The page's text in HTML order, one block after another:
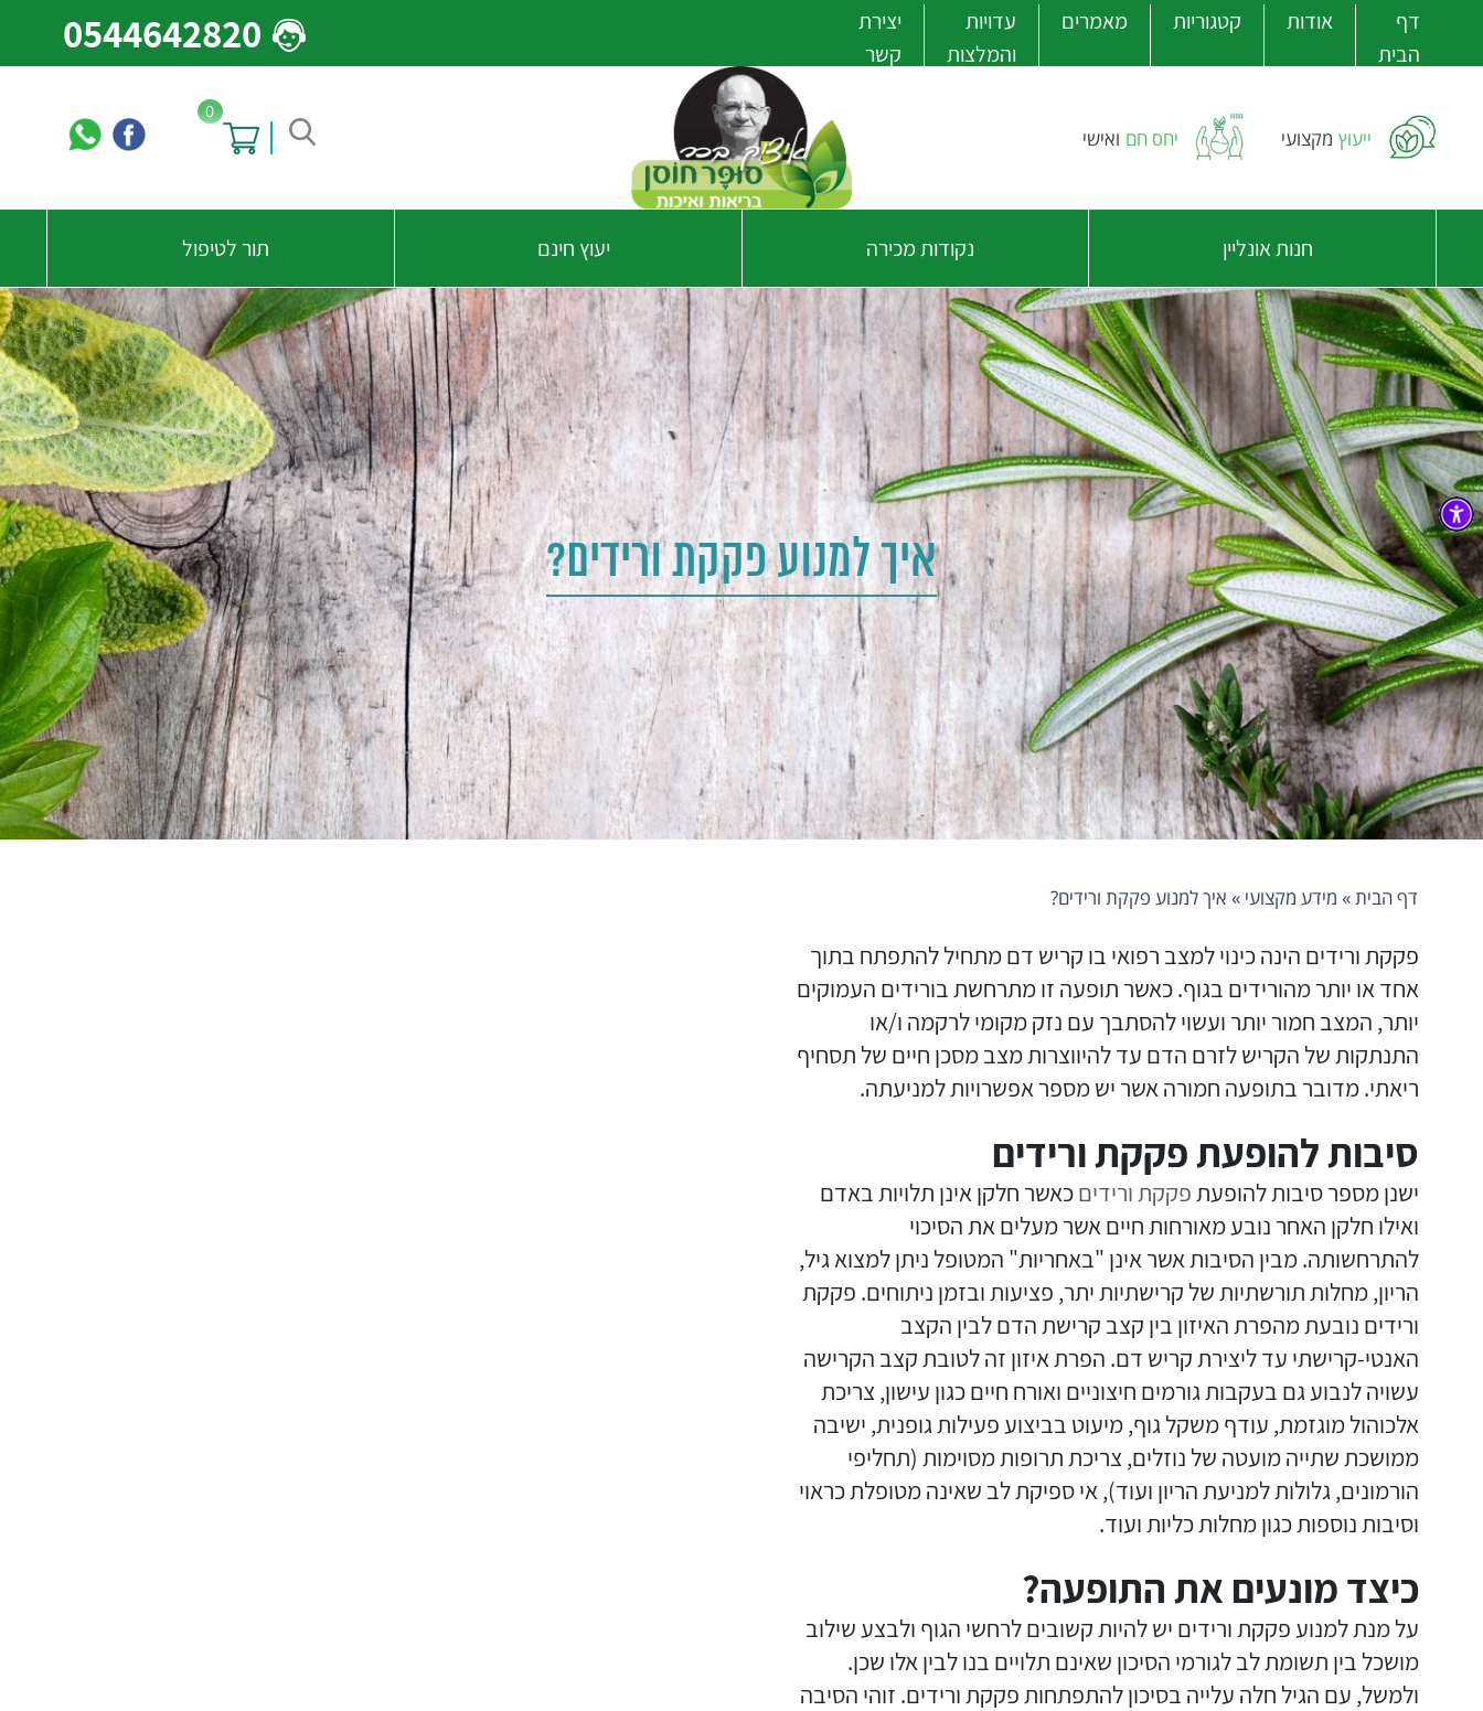
דף
הבית
אודות קטגוריות מאמרים
עדויות
והמלצות
יצירת
קשר
0544642820
ייעוץ מקצועי יחס חם ואישי
0
חנות אונליין נקודות מכירה יעוץ חינם תור לטיפול
איך למנוע פקקת ורידים?
דף הבית» מידע מקצועי » איך למנוע פקקת ורידים?
פקקת ורידים הינה כינוי למצב רפואי בו קריש דם מתחיל להתפתח בתוך
אחד או יותר מהורידים בגוף. כאשר תופעה זו מתרחשת בורידים העמוקים
יותר, המצב חמור יותר ועשוי להסתבך עם נזק מקומי לרקמה ו/או
התנתקות של הקריש לזרם הדם עד להיווצרות מצב מסכן חיים של תסחיף
ריאתי. מדובר בתופעה חמורה אשר יש מספר אפשרויות למניעתה.
סיבות להופעת פקקת ורידים
ישנן מספר סיבות להופעתפקקת ורידיםכאשר חלקן אינן תלויות באדם
ואילו חלקן האחר נובע מאורחות חיים אשר מעלים את הסיכוי
להתרחשותה. מבין הסיבות אשר אינן "באחריות" המטופל ניתן למצוא גיל,
הריון, מחלות תורשתיות של קרישתיות יתר, פציעות ובזמן ניתוחים. פקקת
ורידים נובעת מהפרת האיזון בין קצב קרישת הדם לבין הקצב
האנטי-קרישתי עד ליצירת קריש דם. הפרת איזון זה לטובת קצב הקרישה
עשויה לנבוע גם בעקבות גורמים חיצוניים ואורח חיים כגון עישון, צריכת
אלכוהול מוגזמת, עודף משקל גוף, מיעוט בביצוע פעילות גופנית, ישיבה
ממושכת שתייה מועטה של נוזלים, צריכת תרופות מסוימות (תחליפי
הורמונים, גלולות למניעת הריון ועוד), אי ספיקת לב שאינה מטופלת כראוי
וסיבות נוספות כגון מחלות כליות ועוד.
כיצד מונעים את התופעה?
על מנת למנוע פקקת ורידים יש להיות קשובים לרחשי הגוף ולבצע שילוב
מושכל בין תשומת לב לגורמי הסיכון שאינם תלויים בנו לבין אלו שכן.
ולמשל, עם הגיל חלה עלייה בסיכון להתפתחות פקקת ורידים. זוהי הסיבה